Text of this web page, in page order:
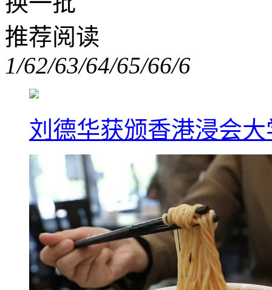
推荐阅读
1/62/63/64/65/66/6
刘德华获颁香港浸会